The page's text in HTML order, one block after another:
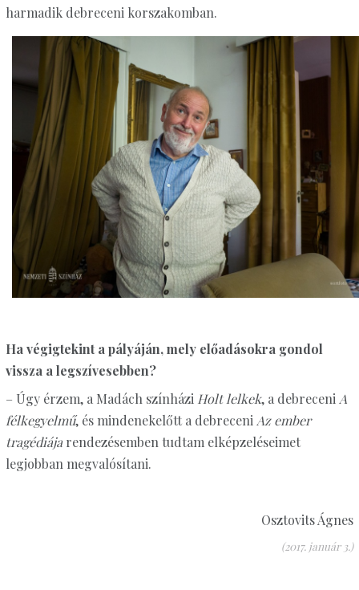
harmadik debreceni korszakomban.
Ha végigtekint a pályáján, mely előadásokra gondol
vissza a legszívesebben?
– Úgy érzem, a Madách színházi Holt lelkek, a debreceni A
félkegyelmű, és mindenekelőtt a debreceni Az ember
tragédiájarendezésemben tudtam elképzeléseimet
legjobban megvalósítani.
Osztovits Ágnes
(2017. január 3.)